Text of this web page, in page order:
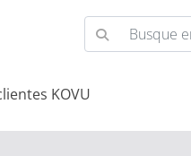
KOVU